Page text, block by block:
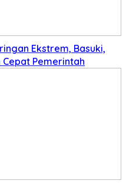
Ekstrem, Basuki,
Cepat Pemerintah